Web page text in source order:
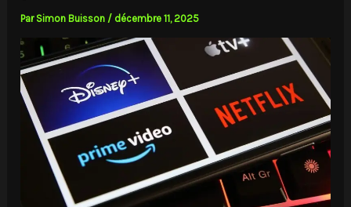
Par Simon Buisson / décembre 11, 2025